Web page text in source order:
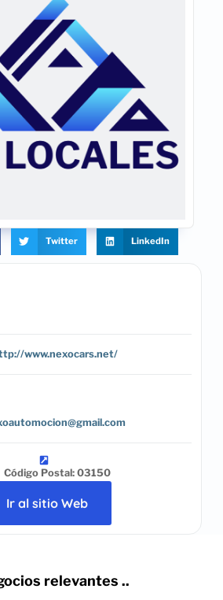
www.nexocars.net/
Código Postal: 03150
Ir al sitio Web
Twitter LinkedIn
relevantes ..